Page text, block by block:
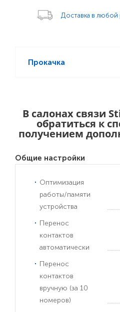
Доставка в любой
Прокачка
В салонах связи
обратиться к
получением
Общие настройки
Оптимизация
работы/памяти
устройства
Перенос
контактов
автоматически
Перенос
контактов
вручную (за 10
номеров)